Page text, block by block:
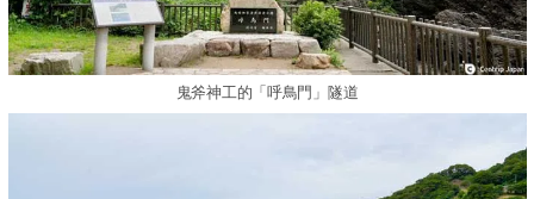
鬼斧神工的「呼鳥門」隧道